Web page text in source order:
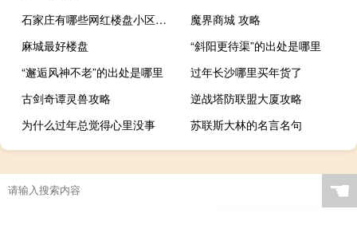
石家庄有哪些网红楼盘小区？介绍5个最知名地产项目
魔界商城 攻略
麻城最好楼盘
“斜阳更待渠”的出处是哪里
“邂逅风神不老”的出处是哪里
过年长沙哪里买年货了
古剑奇谭灵兽攻略
逆战塔防联盟大厦攻略
为什么过年总觉得心里没事
苏联斯大林的名言名句
北京工商大学嘉华学院学校简称是什么
☚